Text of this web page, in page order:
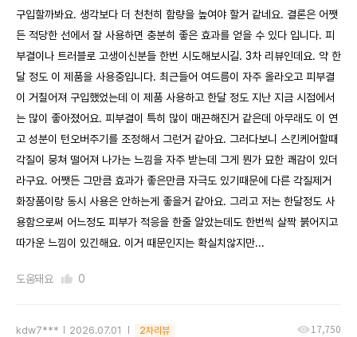
구입할까봐요. 생각보다 더 천천히 함량을 높여야 할거 같네요. 결론은 어쨋
든 적당한 선에서 잘 사용하면 충분히 좋은 효과를 얻을 수 있다 입니다. 피
부결이나 트러블로 고생이신분들 한번 시도해보시길. 3차 리뷰인데요. 약 한
달 정도 이 제품을 사용중입니다. 최근들어 여드름이 자주 올라오고 피부결
이 거칠어져 구입했었는데 이 제품 사용하고 한달 정도 지난 지금 시점에서
는 많이 좋아졌어요. 피부결이 특히 많이 매끈해진거 같은데 아무래도 이 연
고 성분이 턴오버주기를 조정해서 그런거 같아요. 그러다보니 스킨케어할때
각질이 뭉쳐 떨어져 나가는 느낌을 자주 받는데 그게 뭔가 묘한 쾌감이 있더
라구요. 어쨋든 그만큼 효과가 좋은만큼 자극도 있기때문에 다른 각질제거
화장품이랑 동시 사용은 안하는게 좋을거 같아요. 그리고 저는 한달정도 사
용함으로써 어느정도 피부가 적응을 한줄 알았는데도 한번씩 살짝 붉어지고
따가운 느낌이 있긴해요. 이거 때문인지는 확실치않지만...
도움돼요 0
kdw7*** 2026.07.01 2차리뷰 17,750